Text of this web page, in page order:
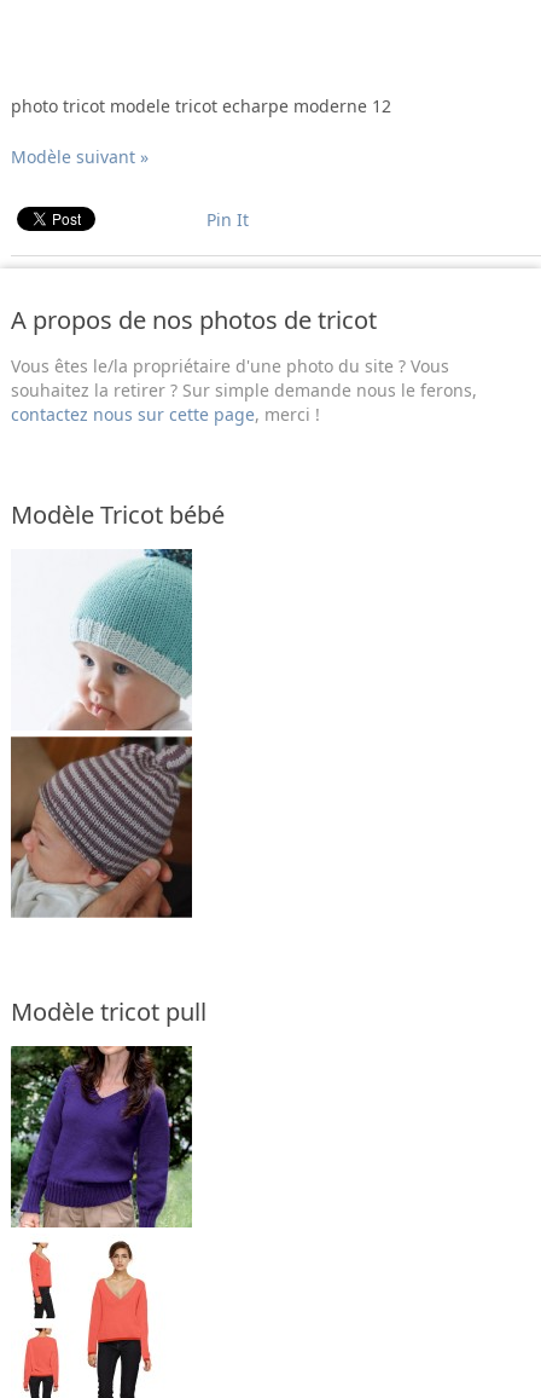
photo tricot modele tricot echarpe moderne 12
Modèle suivant »
Pin It
A propos de nos photos de tricot
Vous êtes le/la propriétaire d'une photo du site ? Vous
souhaitez la retirer ? Sur simple demande nous le ferons,
contactez nous sur cette page, merci !
Modèle Tricot bébé
Modèle tricot pull